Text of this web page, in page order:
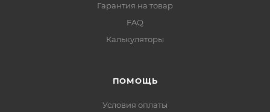
Гарантия на товар
FAQ
Калькуляторы
ПОМОЩЬ
Условия оплаты